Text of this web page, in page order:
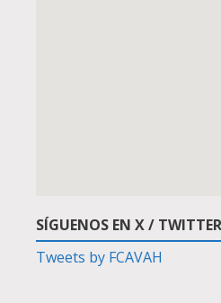
SÍGUENOS EN X / TWITTER
Tweets by FCAVAH